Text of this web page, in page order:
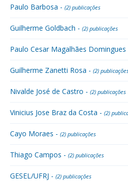
Paulo Barbosa - (2) publicações
Guilherme Goldbach - (2) publicações
Paulo Cesar Magalhães Domingues
Guilherme Zanetti Rosa - (2)
Nivalde José de Castro - (2) publicações
Vinicius Jose Braz da Costa - (2)
Cayo Moraes - (2) publicações
Thiago Campos - (2) publicações
GESEL/UFRJ - (2) publicações